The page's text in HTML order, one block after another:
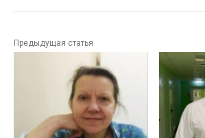
Предыдущая статья